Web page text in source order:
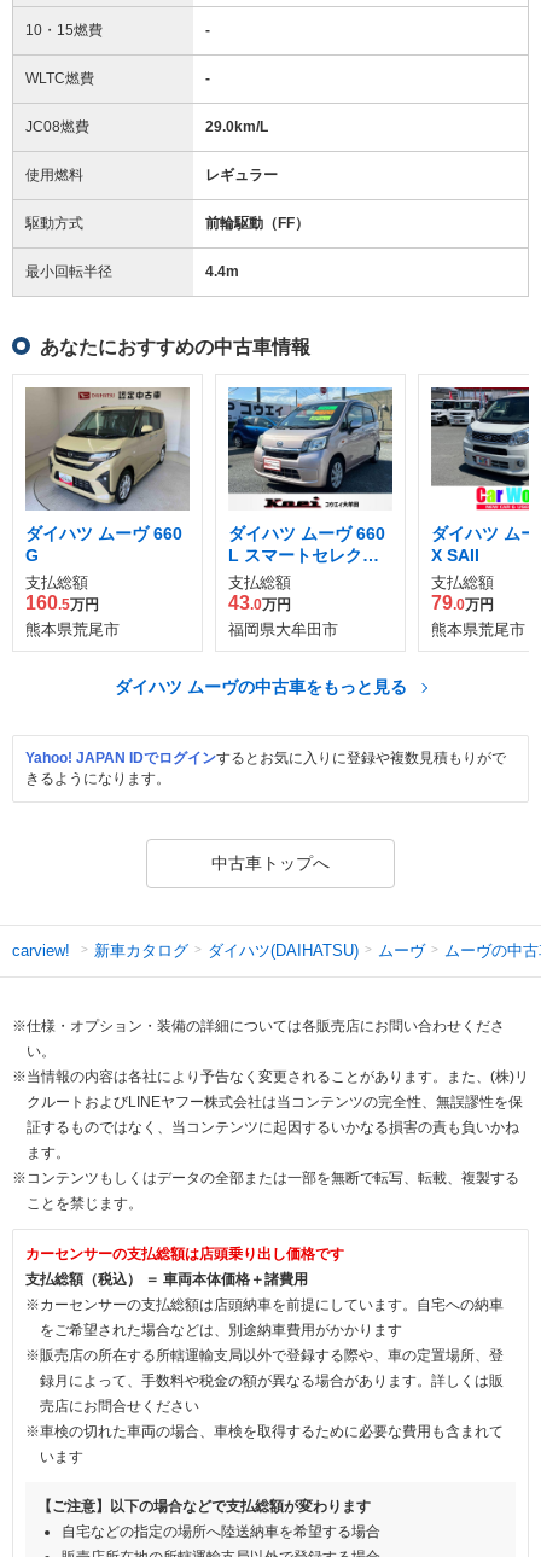
10・15燃費 -
WLTC燃費 -
JC08燃費 29.0km/L
使用燃料 レギュラー
駆動方式 前輪駆動（FF）
最小回転半径 4.4m
あなたにおすすめの中古車情報
ダイハツ ムーヴ 660
G
支払総額
160.5万円
熊本県荒尾市
ダイハツ ムーヴ 660
L スマートセレクシ
ョン SA
支払総額
43.0万円
福岡県大牟田市
ダイハツ ム
X SAII
支払総額
79.0万円
熊本県荒尾市
ダイハツ ムーヴの中古車をもっと見る
Yahoo! JAPAN IDでログインするとお気に入りに登録や複数見積もりがで
きるようになります。
中古車トップへ
carview! 新車カタログ ダイハツ(DAIHATSU) ムーヴ ムーヴの中
※仕様・オプション・装備の詳細については各販売店にお問い合わせくださ
い。
※当情報の内容は各社により予告なく変更されることがあります。また、(株)リ
クルートおよびLINEヤフー株式会社は当コンテンツの完全性、無誤謬性を保
証するものではなく、当コンテンツに起因するいかなる損害の責も負いかね
ます。
※コンテンツもしくはデータの全部または一部を無断で転写、転載、複製する
ことを禁じます。
カーセンサーの支払総額は店頭乗り出し価格です
支払総額（税込） ＝ 車両本体価格＋諸費用
※カーセンサーの支払総額は店頭納車を前提にしています。自宅への納車
をご希望された場合などは、別途納車費用がかかります
※販売店の所在する所轄運輸支局以外で登録する際や、車の定置場所、登
録月によって、手数料や税金の額が異なる場合があります。詳しくは販
売店にお問合せください
※車検の切れた車両の場合、車検を取得するために必要な費用も含まれて
います
【ご注意】以下の場合などで支払総額が変わります
自宅などの指定の場所へ陸送納車を希望する場合